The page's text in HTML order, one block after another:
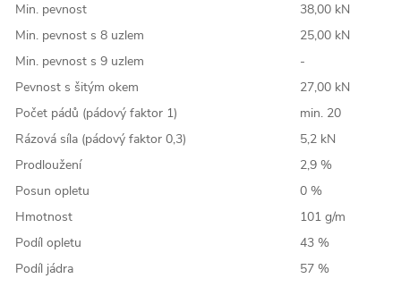
Min. pevnost
38,00 kN
Min. pevnost s 8 uzlem
25,00 kN
Min. pevnost s 9 uzlem
-
Pevnost s šitým okem
27,00 kN
Počet pádů (pádový faktor 1)
min. 20
Rázová síla (pádový faktor 0,3)
5,2 kN
Prodloužení
2,9 %
Posun opletu
0 %
Hmotnost
101 g/m
Podíl opletu
43 %
Podíl jádra
57 %